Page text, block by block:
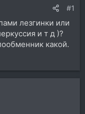
#1
лезгинки или
и т д )?
какой.